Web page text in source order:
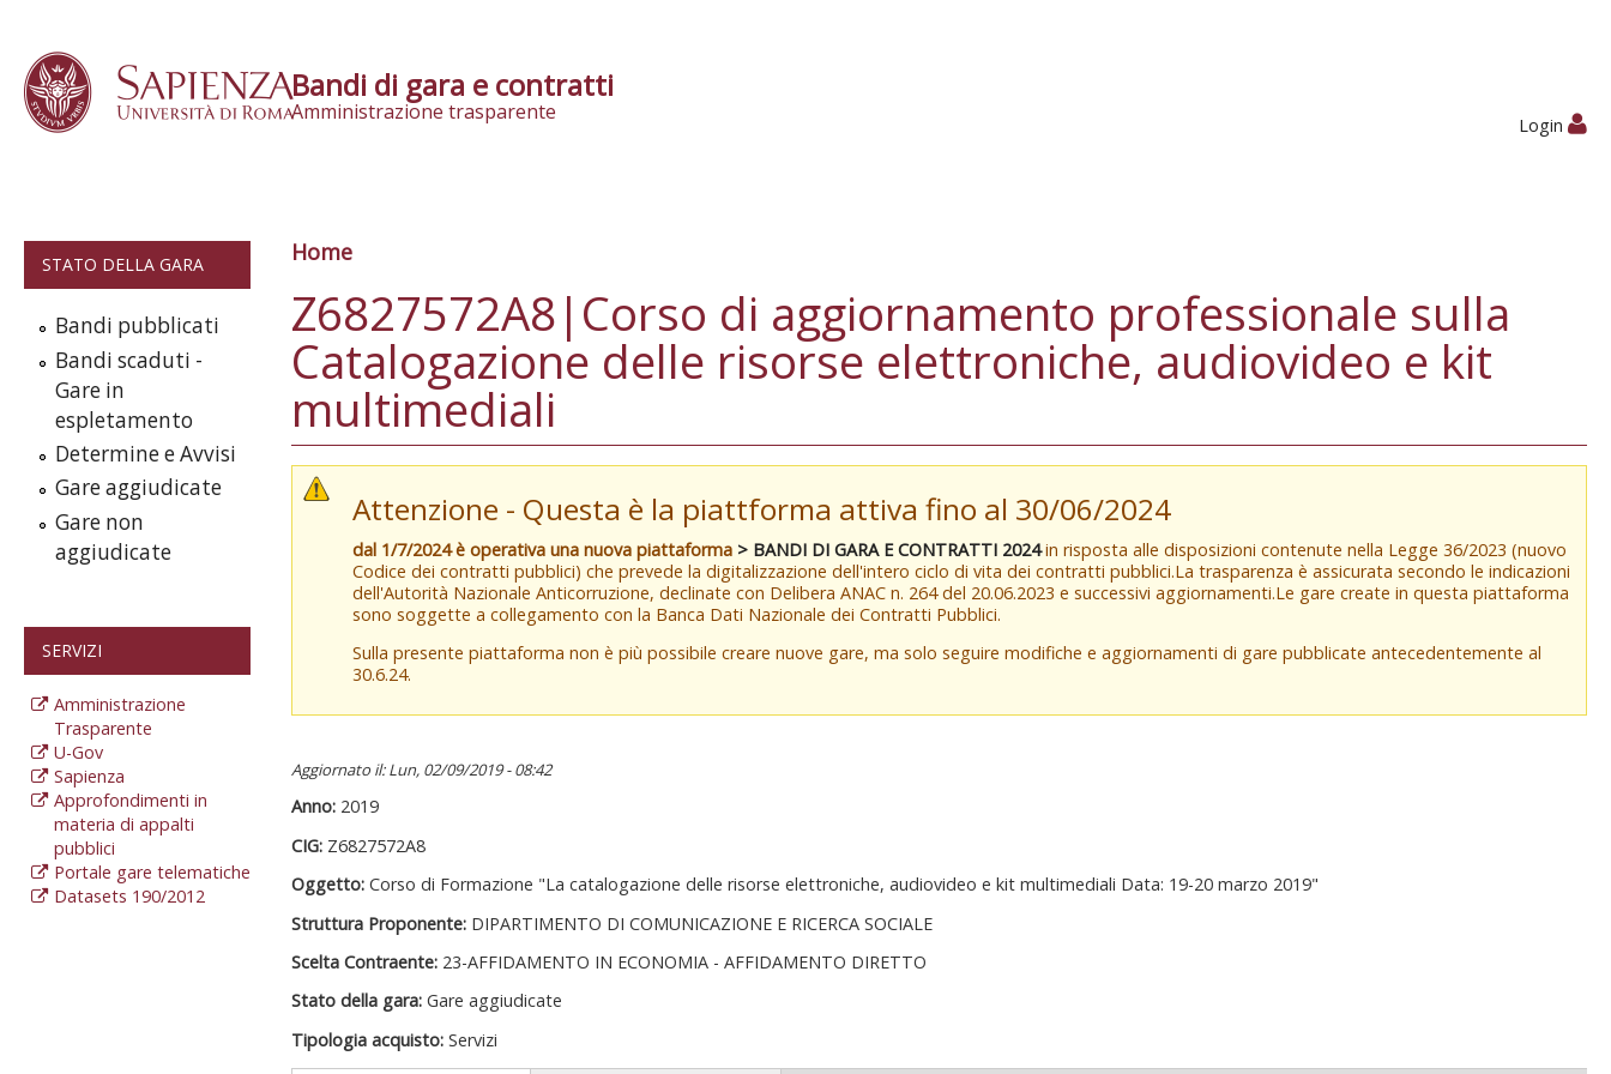
Bandi di gara e contratti
Amministrazione trasparente
Login
STATO DELLA GARA
Bandi pubblicati
Bandi scaduti -
Gare in
espletamento
Determine e Avvisi
Gare aggiudicate
Gare non
aggiudicate
SERVIZI
Amministrazione
Trasparente
U-Gov
Sapienza
Approfondimenti in
materia di appalti
pubblici
Portale gare telematiche
Datasets 190/2012
Tu sei qui
Home
Z6827572A8|Corso di aggiornamento professionale sulla
Catalogazione delle risorse elettroniche, audiovideo e kit
multimediali
Attenzione - Questa è la piattforma attiva fino al 30/06/2024
dal 1/7/2024 è operativa una nuova piattaforma > BANDI DI GARA E CONTRATTI 2024in risposta alle disposizioni contenute nella Legge 36/2023 (nuovo
Codice dei contratti pubblici) che prevede la digitalizzazione dell'intero ciclo di vita dei contratti pubblici.La trasparenza è assicurata secondo le indicazioni
dell'Autorità Nazionale Anticorruzione, declinate con Delibera ANAC n. 264 del 20.06.2023 e successivi aggiornamenti.Le gare create in questa piattaforma
sono soggette a collegamento con la Banca Dati Nazionale dei Contratti Pubblici.
Sulla presente piattaforma non è più possibile creare nuove gare, ma solo seguire modifiche e aggiornamenti di gare pubblicate antecedentemente al
30.6.24.
Aggiornato il: Lun, 02/09/2019 - 08:42
Anno: 2019
CIG: Z6827572A8
Oggetto: Corso di Formazione "La catalogazione delle risorse elettroniche, audiovideo e kit multimediali Data: 19-20 marzo 2019"
Struttura Proponente: DIPARTIMENTO DI COMUNICAZIONE E RICERCA SOCIALE
Scelta Contraente: 23-AFFIDAMENTO IN ECONOMIA - AFFIDAMENTO DIRETTO
Stato della gara: Gare aggiudicate
Tipologia acquisto: Servizi